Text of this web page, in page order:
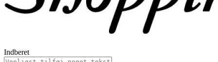
Indberet